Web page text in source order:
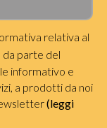
relativa al
parte del
informativo e
a prodotti da noi
(leggi